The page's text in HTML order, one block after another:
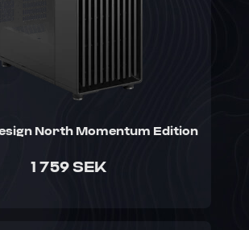
North Momentum Edition
1 759 SEK